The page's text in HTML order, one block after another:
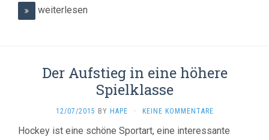
weiterlesen
Der Aufstieg in eine höhere
Spielklasse
12/07/2015 BY HAPE · KEINE KOMMENTARE
Hockey ist eine schöne Sportart, eine interessante